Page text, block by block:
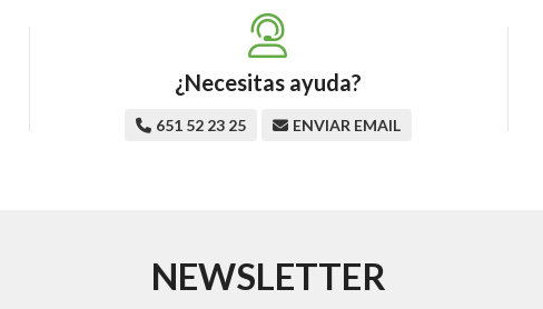
¿Necesitas ayuda?
651 52 23 25 ENVIAR EMAIL
NEWSLETTER